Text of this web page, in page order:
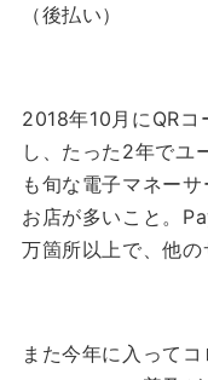
（後払い）
2018年10月にQR
し、たった2年でユ
も旬な電子マネー
お店が多いこと。
万箇所以上で、他の
また今年に入って